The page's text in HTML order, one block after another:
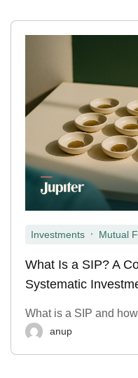
Investments Mutual
What Is a SIP? A
Systematic
What is a SIP and
anup